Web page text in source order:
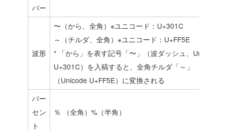
バー
波形
〜（から、全角）※ユニコード：U+301C
～（チルダ、全角）※ユニコード：U+FF5E
* 「から」を表す記号「〜」（波ダッシュ、Unicode
U+301C）を入稿すると、全角チルダ「～」
（Unicode U+FF5E）に変換される
パー
セン
ト
％ （全角）%（半角）